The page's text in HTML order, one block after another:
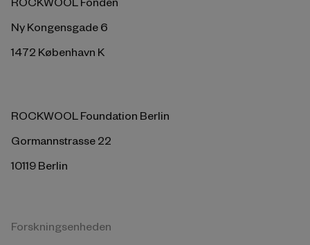
Ny Kongensgade 6
1472 København K
ROCKWOOL Foundation Berlin
Gormannstrasse 22
10119 Berlin
Forskningsenheden